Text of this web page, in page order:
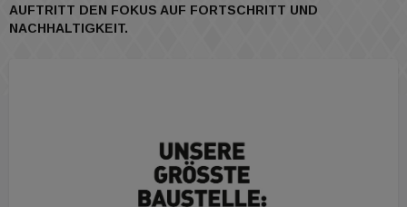
AUFTRITT DEN FOKUS AUF FORTSCHRITT UND
NACHHALTIGKEIT.